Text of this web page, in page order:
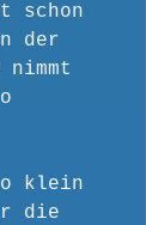
schon
der
nimmt
klein
die